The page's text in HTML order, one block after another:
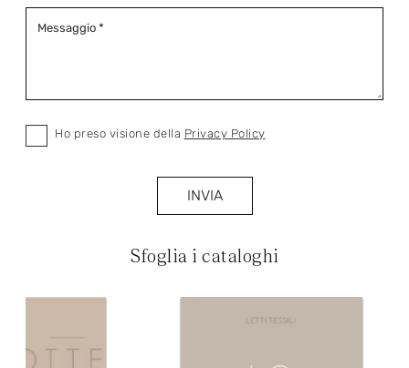
Sfoglia i cataloghi
Ho preso visione della Privacy Policy
INVIA